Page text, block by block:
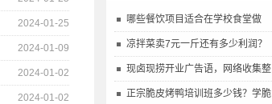
哪些餐饮项目适合在学校食堂做
凉拌菜卖7元一斤还有多少利润？
现卤现捞开业广告语，网络收集整
正宗脆皮烤鸭培训班多少钱？学脆
2024-01-25
2024-01-09
2024-01-02
2024-01-02